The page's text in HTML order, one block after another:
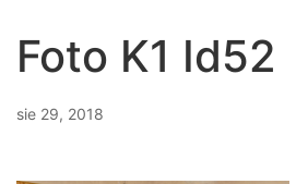
Foto K1 Id52
sie 29, 2018